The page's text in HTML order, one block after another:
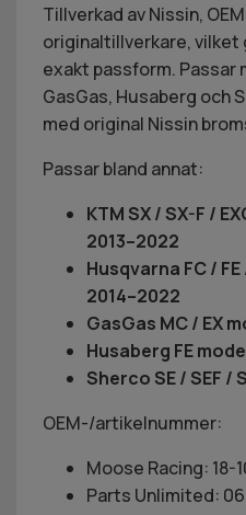
Tillverkad av Nissin,
originaltillverkare, vilket
exakt passform. Passar
GasGas, Husaberg och
med original Nissin
Passar bland annat:
KTM SX / SX-F /
2013–2022
Husqvarna FC /
2014–2022
GasGas MC / EX
Husaberg FE
Sherco SE / SEF /
OEM-/artikelnummer:
Moose Racing: 18-
Parts Unlimited: